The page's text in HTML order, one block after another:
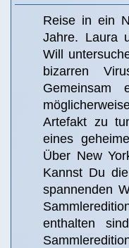
Reise in ein
Jahre. Laura
Will
bizarren
Gemeinsam
Artefakt zu
eines
Über New
Kannst Du
spannenden
enthalten